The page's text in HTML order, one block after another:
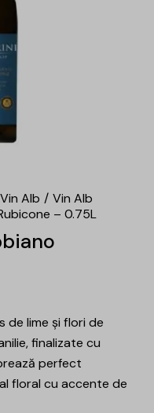
Vin Alb
Vin Alb
– 0.75L
de lime și flori de
finalizate cu
perfect
floral cu accente de